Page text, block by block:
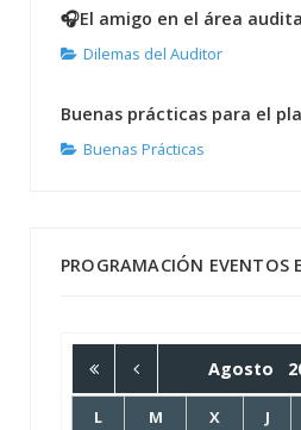
🎧El amigo en el área
Dilemas del Auditor
Buenas prácticas para el
Buenas Prácticas
PROGRAMACIÓN EVENTOS
Agosto
L M X J